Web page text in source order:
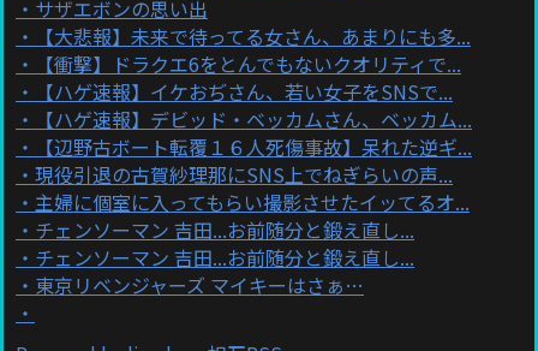
サザエボンの思い出
【大悲報】未来で待ってる女さん、あまりにも多...
【衝撃】ドラクエ6をとんでもないクオリティで...
【ハゲ速報】イケおぢさん、若い女子をSNSで...
【ハゲ速報】デビッド・ベッカムさん、ベッカム...
【辺野古ボート転覆１６人死傷事故】呆れた逆ギ...
現役引退の古賀紗理那にSNS上でねぎらいの声...
主婦に個室に入ってもらい撮影させたイッてるオ...
チェンソーマン 吉田...お前随分と鍛え直し...
チェンソーマン 吉田...お前随分と鍛え直し...
東京リベンジャーズ マイキーはさぁ…